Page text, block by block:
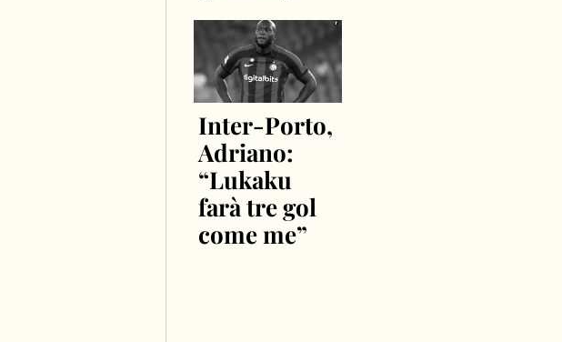
Inter-Porto,
Adriano:
“Lukaku
farà tre gol
come me”